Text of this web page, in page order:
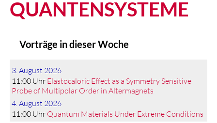
QUANTENSYSTEME
Vorträge in dieser Woche
3. August 2026
11:00 Uhr Elastocaloric Effect as a Symmetry Sensitive
Probe of Multipolar Order in Altermagnets
4. August 2026
11:00 Uhr Quantum Materials Under Extreme Conditions